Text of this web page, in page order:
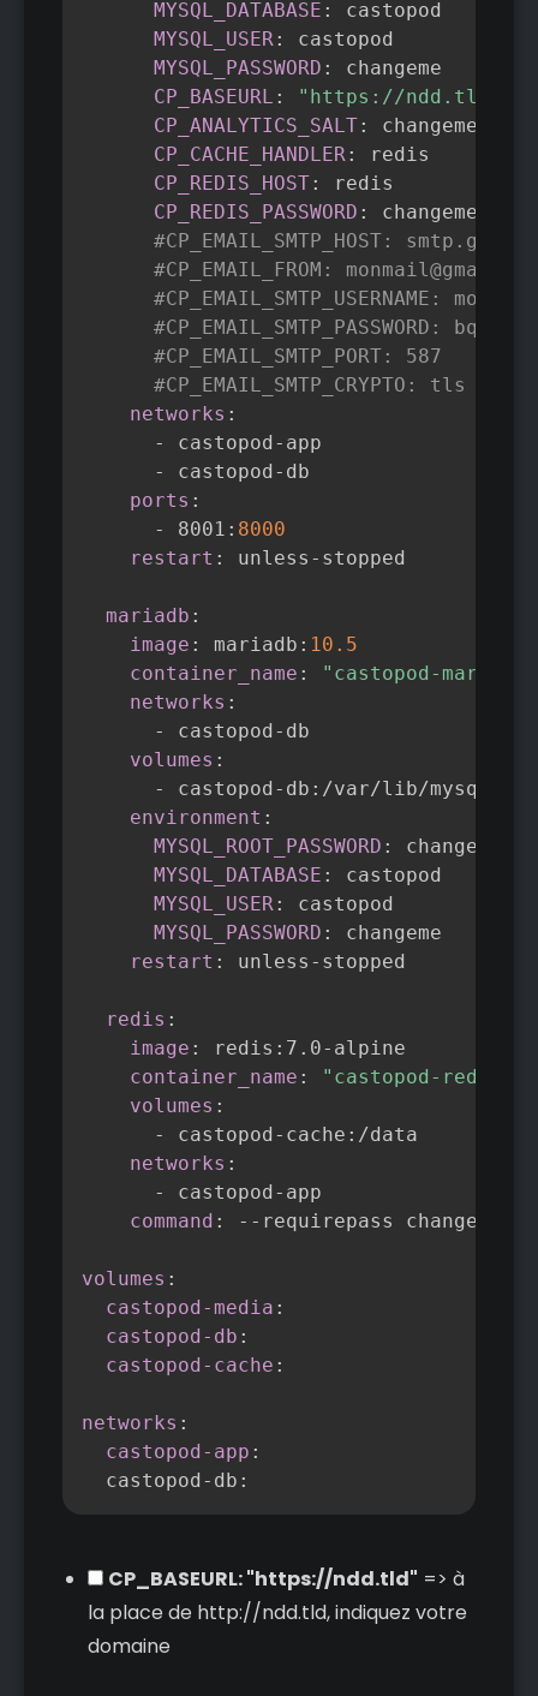
🔉 Générez des extraits sonores
▶️ Intégrer vos épisodes dans
n'importe quel site web
💸 Monétisation:
🔗 Liens de financement
📲 publicité “listen-to-click”
🤝 value4value / WebMonetization
💎 Podcasts premium
📡 Publiez vos épisodes partout avec
📱 Sur tous les index et toutes les
applications : Podcast Index,
Podcasts Apple, Spotify, Google
Podcasts, Deezer, Podcast Addict,
Podfriend…
⚡ Diffusez instantanément vos
épisodes avec WebSub
📥 Importation de Podcast :
déménagez votre podcast existant
📤 Déplacez votre podcast chez un
autre hébergeur
🔀 Multi-locataire : hébergez autant
de podcasts que vous le souhaitez
👥 Multi-utilisateur : ajoutez des
contributeurs et définissez leurs rôles
🌎 support de i18n : traduit en anglais,
français, polonais, allemand,
portugais, brésilien & espagnol… et
plus à l'avenir!
MYSQL_DATABASE :
castopod
MYSQL_USER:
castopod
MYSQL_PASSWORD :
changeme
CP_BASEURL :
"https://ndd.tld"
CP_ANALYTICS_SALT:
changeme
CP_CACHE_HANDLER:
redis
CP_REDIS_HOST:
redis
CP_REDIS_PASSWORD : changeme
#CP_EMAIL_SMTP_HOST:
#CP_EMAIL_FROM:
#CP_EMAIL_SMTP_USERNAME:
#CP_EMAIL_SMTP_PASSWORD:
#CP_EMAIL_SMTP_PORT: 587
#CP_EMAIL_SMTP_CRYPTO: tls
networks :
-
castopod - app
-
castopod - db
ports :
-
8001 : 8000
restart : unless - stopped
mariadb :
image : mariadb : 10.5
container_name :
"castopod-mariadb"
networks :
-
castopod - db
volumes :
-
castopod - db : /var/lib/mysql
environment :
MYSQL_ROOT_PASSWORD :
changeme
MYSQL_DATABASE :
castopod
MYSQL_USER:
castopod
MYSQL_PASSWORD :
changeme
restart : unless - stopped
redis :
image : redis : 7.0- alpine
container_name :
"castopod-redis"
volumes :
-
castopod - cache : /data
networks :
-
castopod - app
command : - - requirepass changeme
volumes :
castopod-media :
castopod-db :
castopod-cache :
networks :
castopod-app :
  castopod
- db :
CP_BASEURL: "https://ndd.tld" => à
la place de http://ndd.tld, indiquez votre
domaine